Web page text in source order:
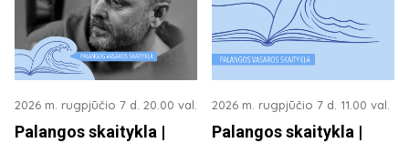
2026 m. rugpjūčio 7 d. 20.00 val.
Palangos skaitykla |
2026 m. rugpjūčio 7 d. 11.00 val.
Palangos skaitykla |